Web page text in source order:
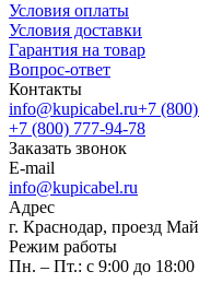
Условия оплаты
Условия доставки
Гарантия на товар
Вопрос-ответ
Контакты
info@kupicabel.ru+7
+7 (800) 777-94-78
Заказать звонок
E-mail
info@kupicabel.ru
Адрес
г. Краснодар, проезд
Режим работы
Пн. – Пт.: с 9:00 до 18:00